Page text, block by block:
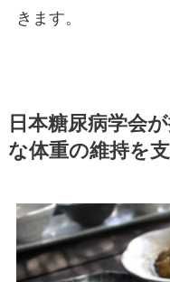
きます。
日本糖尿病学会
な体重の維持を